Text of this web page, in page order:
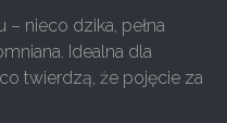
– nieco dzika, pełna
Idealna dla
twierdzą, że pojęcie za